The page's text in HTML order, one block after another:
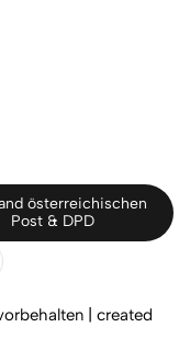
österreichischen
Post & DPD
| created